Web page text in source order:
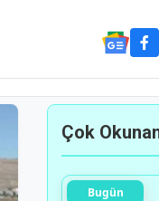
Çok
Bugün